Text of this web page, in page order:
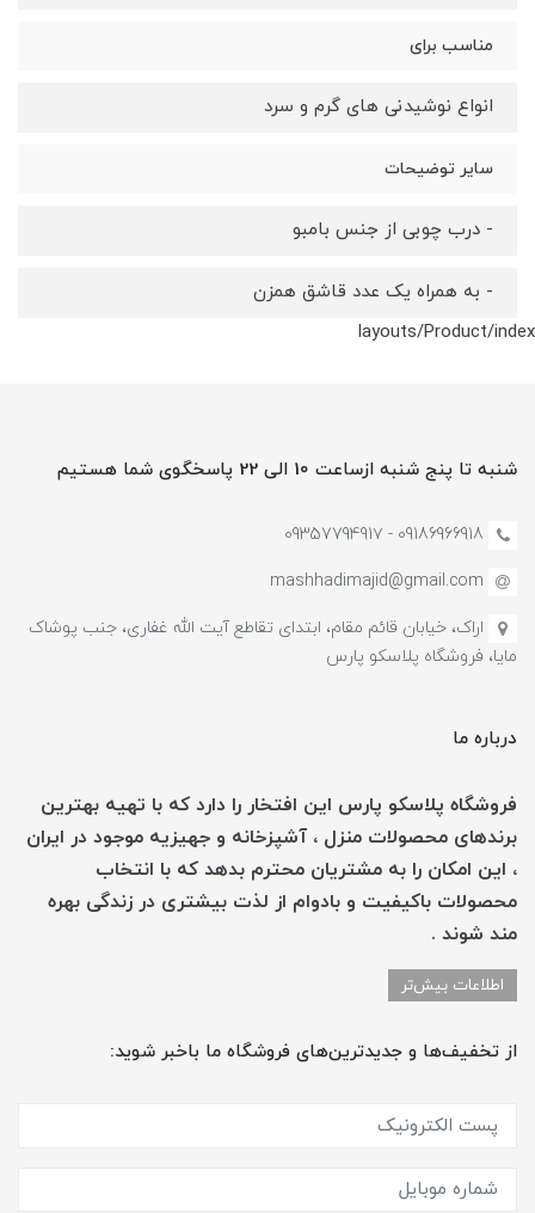
مناسب برای
انواع نوشیدنی های گرم و سرد
سایر توضیحات
- درب چوبی از جنس بامبو
- به همراه یک عدد قاشق همزن
layouts/Product/index
شنبه تا پنج شنبه ازساعت 10 الی 22 پاسخگوی شما هستیم
09186966918 - 0935779491۷
mashhadimajid@gmail.com
اراک، خیابان قائم مقام، ابتدای تقاطع آیت الله غفاری، جنب پوشاک
مایا، فروشگاه پلاسکو پارس
درباره ما
فروشگاه پلاسکو پارس این افتخار را دارد که با تهیه بهترین
برندهای محصولات منزل ، آشپزخانه و جهیزیه موجود در ایران
، این امکان را به مشتریان محترم بدهد که با انتخاب
محصولات باکیفیت و بادوام از لذت بیشتری در زندگی بهره
مند شوند .
اطلاعات بیش‌تر
از تخفیف‌ها و جدیدترین‌های فروشگاه ما باخبر شوید: